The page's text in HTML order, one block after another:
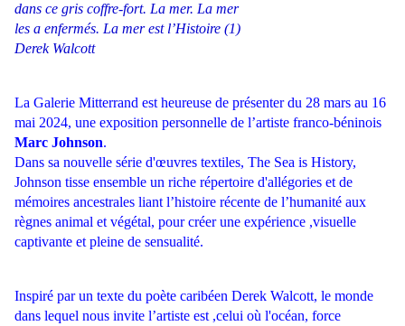
dans ce gris coffre-fort. La mer. La mer
les a enfermés. La mer est l’Histoire (1)
Derek Walcott
La Galerie Mitterrand est heureuse de présenter du 28 mars au 16
mai 2024, une exposition personnelle de l’artiste franco-béninois
Marc Johnson.
Dans sa nouvelle série d'œuvres textiles, The Sea is History,
Johnson tisse ensemble un riche répertoire d'allégories et de
mémoires ancestrales liant l’histoire récente de l’humanité aux
règnes animal et végétal, pour créer une expérience ,visuelle
captivante et pleine de sensualité.
Inspiré par un texte du poète caribéen Derek Walcott, le monde
dans lequel nous invite l’artiste est ,celui où l'océan, force